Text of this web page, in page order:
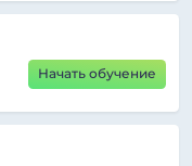
Начать обучение